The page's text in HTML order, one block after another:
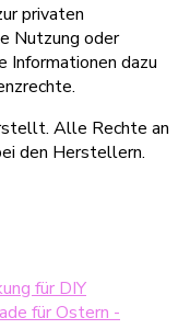
privaten
Nutzung oder
dazu
Alle Rechte an
den Herstellern.